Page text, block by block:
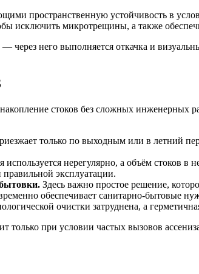
пространственную устойчивость в
исключить микротрещины, а также
него выполняется откачка и
стоков без сложных инженерных
только по выходным или в летний
используется нерегулярно, а объём стоков
правильной эксплуатации.
Здесь важно простое решение,
обеспечивает санитарно-бытовые
очистки затруднена, а
только при условии частых вызовов